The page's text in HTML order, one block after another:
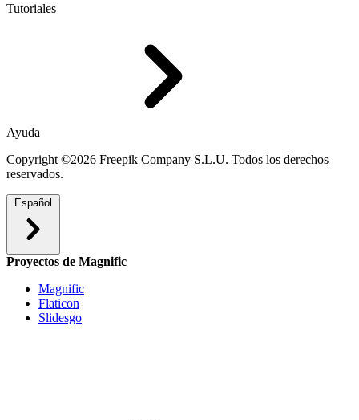
Tutoriales
Ayuda
Copyright ©2026 Freepik Company S.L.U. Todos los derechos
reservados.
Español
Proyectos de Magnific
Magnific
Flaticon
Slidesgo